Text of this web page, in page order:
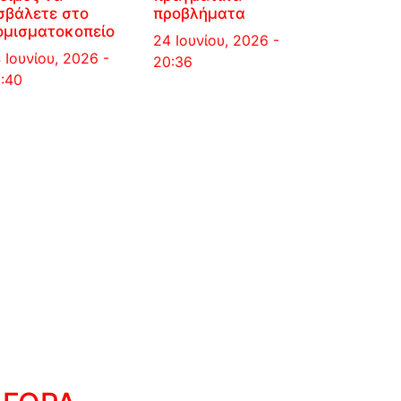
στο
Ιουνίου, 2026 -
προβλήματα
24 Ιουνίου, 2026 -
20:36